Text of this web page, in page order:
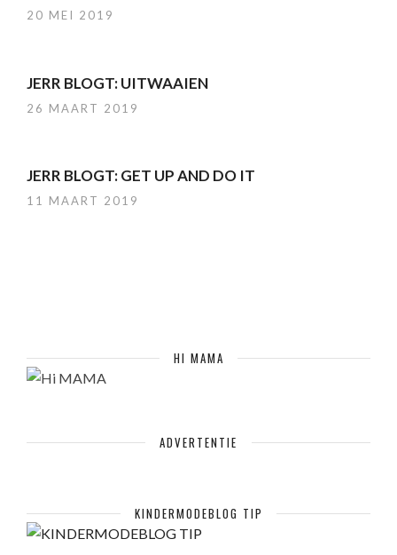
20 MEI 2019
JERR BLOGT: UITWAAIEN
26 MAART 2019
JERR BLOGT: GET UP AND DO IT
11 MAART 2019
HI MAMA
ADVERTENTIE
KINDERMODEBLOG TIP